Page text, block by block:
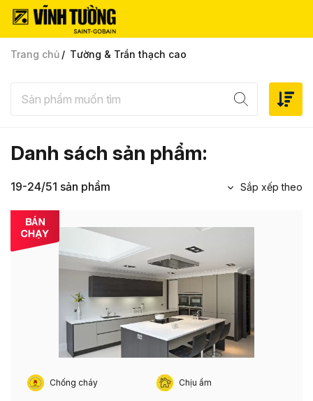
Trang chủ Tường & Trần thạch cao
Danh sách sản phẩm:
19-24/51 sản phẩm Sắp xếp theo
Chống cháy Chịu ẩm